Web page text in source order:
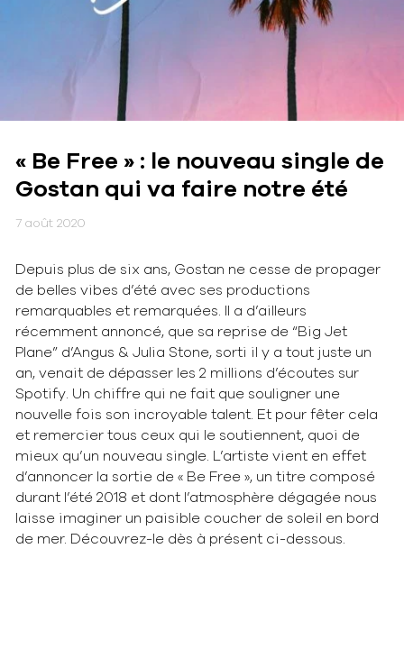
« Be Free » : le nouveau single de
Gostan qui va faire notre été
7 août 2020
Depuis plus de six ans, Gostan ne cesse de propager
de belles vibes d’été avec ses productions
remarquables et remarquées. Il a d’ailleurs
récemment annoncé, que sa reprise de “Big Jet
Plane” d’Angus & Julia Stone, sorti il y a tout juste un
an, venait de dépasser les 2 millions d’écoutes sur
Spotify. Un chiffre qui ne fait que souligner une
nouvelle fois son incroyable talent. Et pour fêter cela
et remercier tous ceux qui le soutiennent, quoi de
mieux qu’un nouveau single. L’artiste vient en effet
d’annoncer la sortie de « Be Free », un titre composé
durant l’été 2018 et dont l’atmosphère dégagée nous
laisse imaginer un paisible coucher de soleil en bord
de mer. Découvrez-le dès à présent ci-dessous.